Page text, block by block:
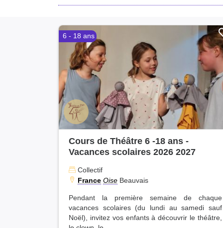
Ille-et-Vilaine (26)
Seine-et-Marne (23)
Val-d'Oise (22)
Calvados (21)
Paris (21)
Manche (19)
Pas-de-Calais (18)
Deux-Sèvres (17)
Mayenne (17)
Vosges (15)
Loiret (15)
Dordogne (15)
Puy-de-Dôme (14)
Aisne (14)
Charente (13)
Vaucluse (12)
Jura (11)
Seine-Saint-Denis (11)
6 - 18 ans
Cours de Théâtre 6 -18 ans -
Vacances scolaires 2026 2027
Collectif
France Oise Beauvais
Pendant la première semaine de chaque
vacances scolaires (du lundi au samedi sauf
Noël), invitez vos enfants à découvrir le théâtre,